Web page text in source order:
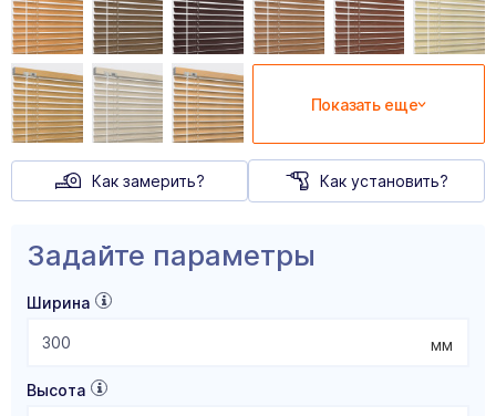
Показать еще
Как замерить? Как установить?
Задайте параметры
Ширина
мм
Высота